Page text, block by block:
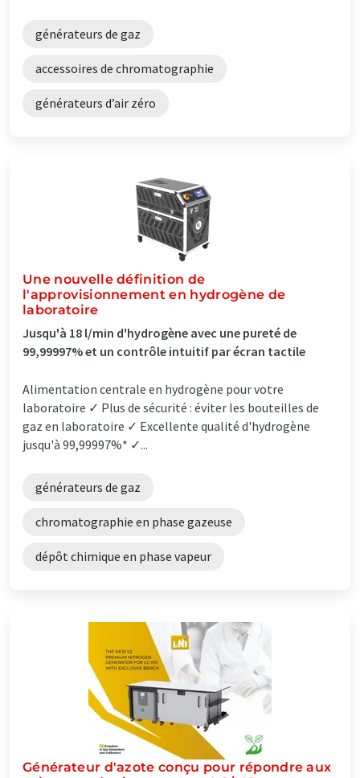
générateurs de gaz
accessoires de chromatographie
générateurs d’air zéro
Une nouvelle définition de
l'approvisionnement en hydrogène de
laboratoire
Jusqu'à 18 l/min d'hydrogène avec une pureté de
99,99997% et un contrôle intuitif par écran tactile
Alimentation centrale en hydrogène pour votre
laboratoire ✓ Plus de sécurité : éviter les bouteilles de
gaz en laboratoire ✓ Excellente qualité d'hydrogène
jusqu'à 99,99997%* ✓...
générateurs de gaz
chromatographie en phase gazeuse
dépôt chimique en phase vapeur
Générateur d'azote conçu pour répondre aux